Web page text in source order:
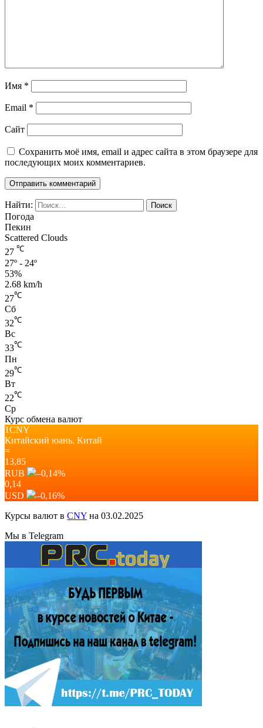
Имя *
Email *
Сайт
Сохранить моё имя, email и адрес сайта в этом браузере для
последующих моих комментариев.
Найти:
Погода
Пекин
Scattered Clouds
27 ℃
27º - 24º
53%
2.68 km/h
27℃
Сб
32℃
Вс
33℃
Пн
29℃
Вт
22℃
Ср
Курс обмена валют
1CNY
Китайский юань. Китай
=
13,85
RUB
–0,14%
0,14
USD
–0,16%
Курсы валют в CNY на 03.02.2025
Мы в Telegram